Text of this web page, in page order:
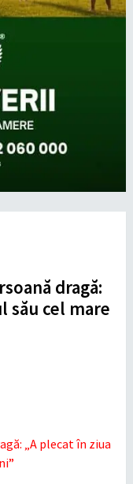
dragă:
său cel mare